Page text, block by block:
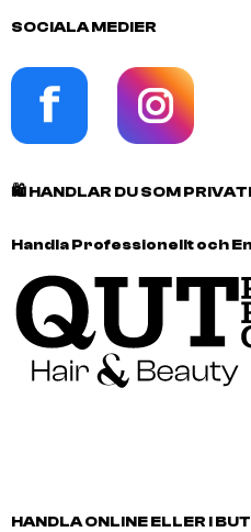
SOCIALA MEDIER
🛍️HANDLAR DU SOM
Handla Professionellt och
HANDLA ONLINE ELLER I